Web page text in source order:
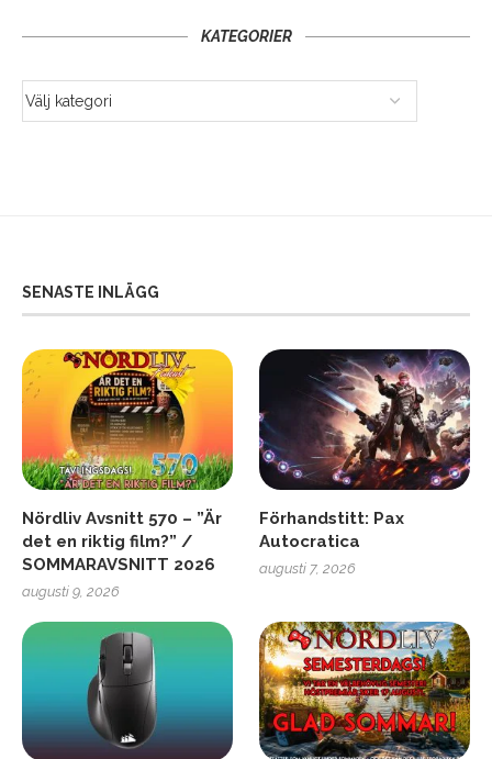
KATEGORIER
SENASTE INLÄGG
Nördliv Avsnitt 570 – ”Är
det en riktig film?” /
SOMMARAVSNITT 2026
augusti 9, 2026
Förhandstitt: Pax
Autocratica
augusti 7, 2026